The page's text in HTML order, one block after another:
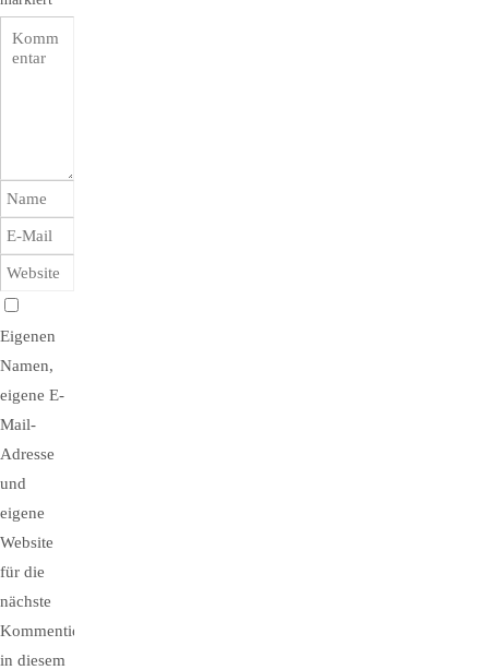
Eigenen
Namen,
eigene E-
Mail-
Adresse
und
eigene
Website
für die
nächste
Kommentierung
in diesem